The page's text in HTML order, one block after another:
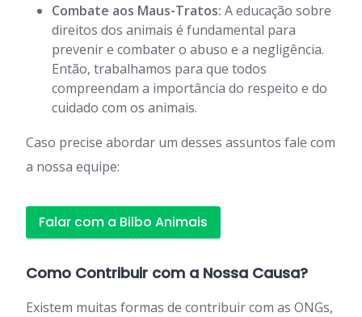
Combate aos Maus-Tratos: A educação sobre
direitos dos animais é fundamental para
prevenir e combater o abuso e a negligência.
Então, trabalhamos para que todos
compreendam a importância do respeito e do
cuidado com os animais.
Caso precise abordar um desses assuntos fale com
a nossa equipe:
Falar com a Bilbo Animais
Como Contribuir com a Nossa Causa?
Existem muitas formas de contribuir com as ONGs,